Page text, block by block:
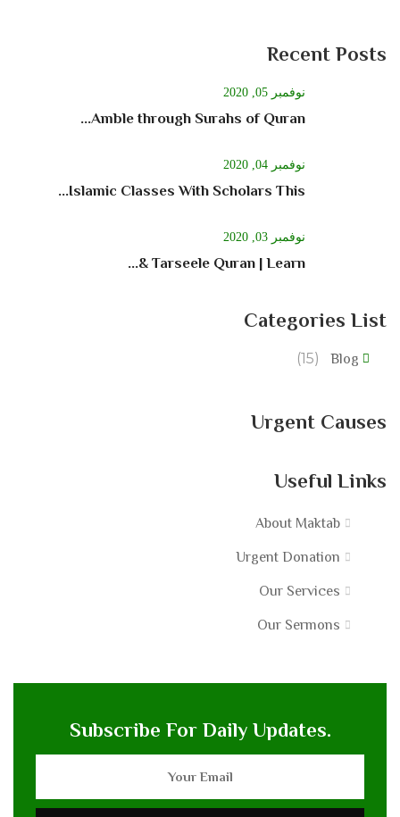
Recent Posts
نوفمبر 05, 2020
Amble through Surahs of Quran...
نوفمبر 04, 2020
Islamic Classes With Scholars This...
نوفمبر 03, 2020
Tarseele Quran | Learn &...
Categories List
Blog
(15)
Urgent Causes
Useful Links
About Maktab
Urgent Donation
Our Services
Our Sermons
Subscribe For Daily Updates.